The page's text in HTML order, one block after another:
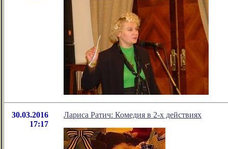
30.03.2016
17:17
Лариса Ратич: Комедия в 2-х действиях